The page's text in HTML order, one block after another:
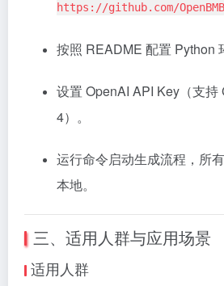
https://github.com/
按照 README 配置 Python
设置 OpenAI API Key（支持
4）。
运行命令启动生成流程，所
本地。
三、适用人群与应用场景
适用人群